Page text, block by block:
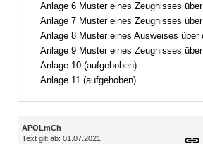
Anlage 6 Muster eines Zeugnisses über den
Anlage 7 Muster eines Zeugnisses über den
Anlage 8 Muster eines Ausweises über die Befähigung als Staatlich geprüfte
Anlage 9 Muster eines Zeugnisses über die Gesamtnote der
Anlage 10 (aufgehoben)
Anlage 11 (aufgehoben)
Inhalt
APOLmCh
Text gilt ab: 01.07.2021